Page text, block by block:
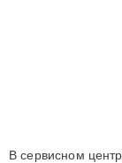
В сервисном